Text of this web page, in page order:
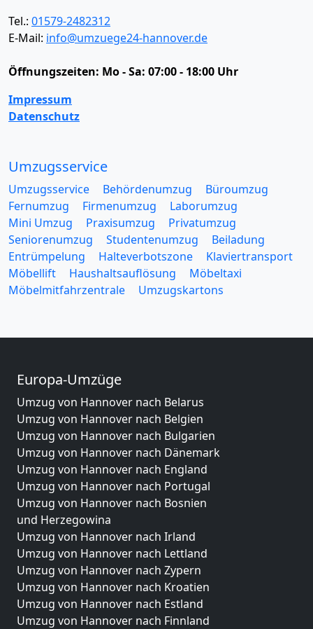
Tel.: 01579-2482312
E-Mail: info@umzuege24-hannover.de
Öffnungszeiten: Mo - Sa: 07:00 - 18:00 Uhr
Impressum
Datenschutz
Umzugsservice
Umzugsservice Behördenumzug
Büroumzug
Fernumzug
Firmenumzug
Laborumzug
Mini Umzug
Praxisumzug
Privatumzug
Seniorenumzug
Studentenumzug
Beiladung
Entrümpelung
Halteverbotszone
Klaviertransport
Möbellift
Haushaltsauflösung
Möbeltaxi
Möbelmitfahrzentrale
Umzugskartons
Europa-Umzüge
Umzug von Hannover nach Belarus
Umzug von Hannover nach Belgien
Umzug von Hannover nach Bulgarien
Umzug von Hannover nach Dänemark
Umzug von Hannover nach England
Umzug von Hannover nach Portugal
Umzug von Hannover nach Bosnien
und Herzegowina
Umzug von Hannover nach Irland
Umzug von Hannover nach Lettland
Umzug von Hannover nach Zypern
Umzug von Hannover nach Kroatien
Umzug von Hannover nach Estland
Umzug von Hannover nach Finnland